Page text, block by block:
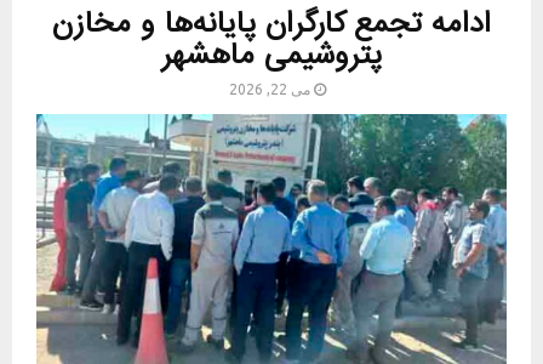
ادامه تجمع کارگران پایانه‌ها و مخازن
پتروشیمی ماهشهر
می 22, 2026